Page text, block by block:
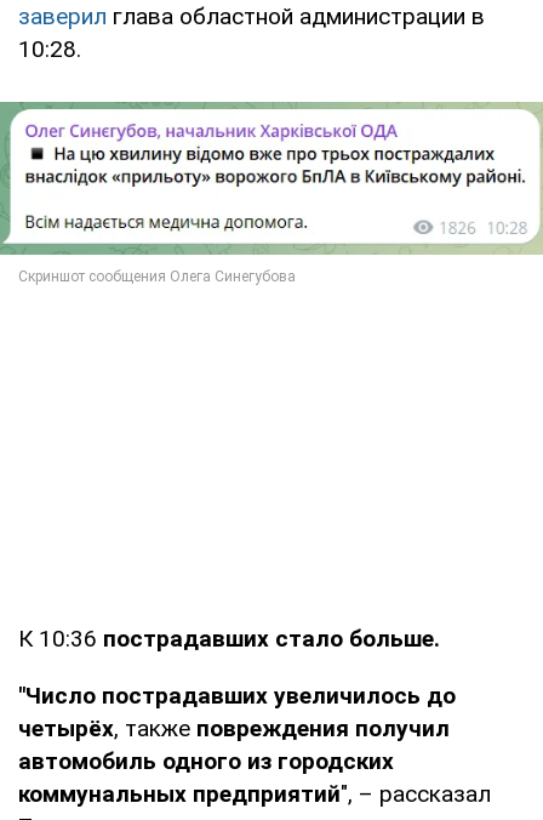
заверил глава областной администрации в
10:28.
К 10:36 пострадавших стало больше.
"Число пострадавших увеличилось до
четырёх, также повреждения получил
автомобиль одного из городских
коммунальных предприятий", – рассказал